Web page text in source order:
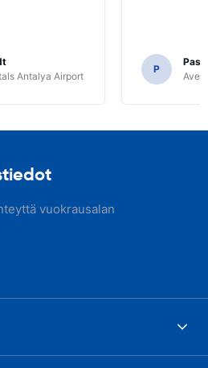
Antalya Airport
P
Avec
vuokrausalan